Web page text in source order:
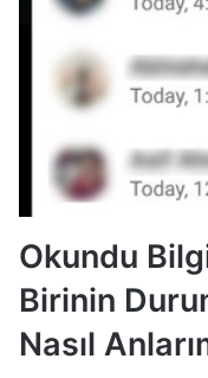
Okundu
Birinin
Nasıl